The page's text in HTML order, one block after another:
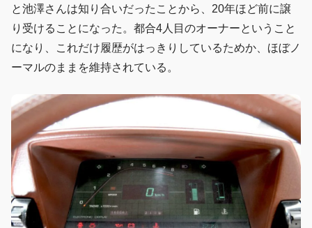
と池澤さんは知り合いだったことから、20年ほど前に譲
り受けることになった。都合4人目のオーナーということ
になり、これだけ履歴がはっきりしているためか、ほぼノ
ーマルのままを維持されている。